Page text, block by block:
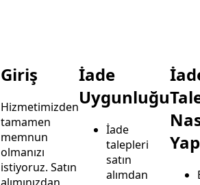
Giriş
Hizmetimizden
tamamen
memnun
olmanızı
istiyoruz. Satın
İade
Uygunluğu
İade
talepleri
satın
alımdan